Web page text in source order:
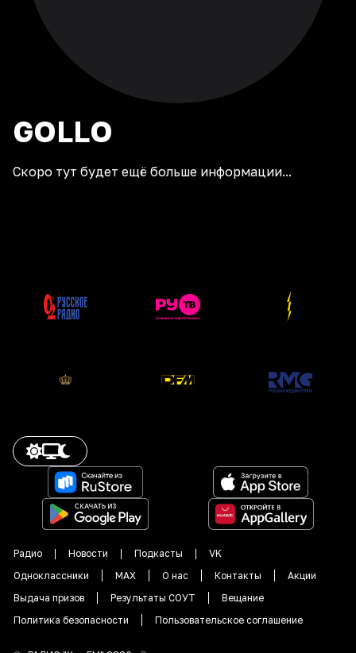
GOLLO
Скоро тут будет ещё больше информации...
Радио Новости Подкасты
VK
Одноклассники
MAX О нас Контакты
Акции
Выдача призов
Результаты СОУТ
Вещание
Политика безопасности
Пользовательское соглашение